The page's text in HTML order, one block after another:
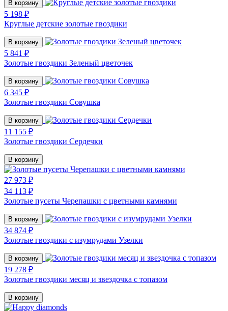
В корзину
5 198 ₽
Круглые детские золотые гвоздики
В корзину
5 841 ₽
Золотые гвоздики Зеленый цветочек
В корзину
6 345 ₽
Золотые гвоздики Совушка
В корзину
11 155 ₽
Золотые гвоздики Сердечки
В корзину
27 973 ₽
34 113 ₽
Золотые пусеты Черепашки с цветными камнями
В корзину
34 874 ₽
Золотые гвоздики с изумрудами Узелки
В корзину
19 278 ₽
Золотые гвоздики месяц и звездочка с топазом
В корзину